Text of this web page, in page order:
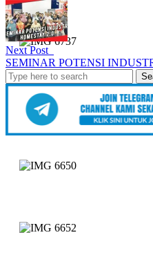
Next Post
SEMINAR POTENSI
Search
for: